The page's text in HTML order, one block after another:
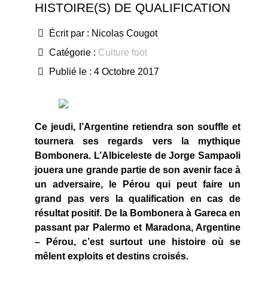
HISTOIRE(S) DE QUALIFICATION
Écrit par : Nicolas Cougot
Catégorie : Culture foot
Publié le : 4 Octobre 2017
Ce jeudi, l’Argentine retiendra son souffle et
tournera ses regards vers la mythique
Bombonera. L’Albiceleste de Jorge Sampaoli
jouera une grande partie de son avenir face à
un adversaire, le Pérou qui peut faire un
grand pas vers la qualification en cas de
résultat positif. De la Bombonera à Gareca en
passant par Palermo et Maradona, Argentine
– Pérou, c’est surtout une histoire où se
mêlent exploits et destins croisés.